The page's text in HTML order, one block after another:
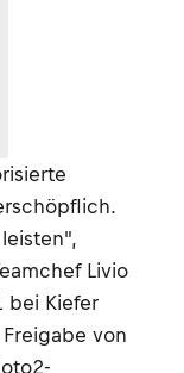
Livio
bei Kiefer
von